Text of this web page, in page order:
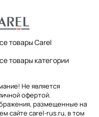
товары Carel
товары категории
Не является
офертой.
размещенные на
сайте carel-rus.ru, в том